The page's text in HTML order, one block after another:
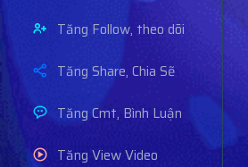
Tăng Follow, theo dõi
Tăng Share, Chia Sẽ
Tăng Cmt, Bình Luận
Tăng View Video